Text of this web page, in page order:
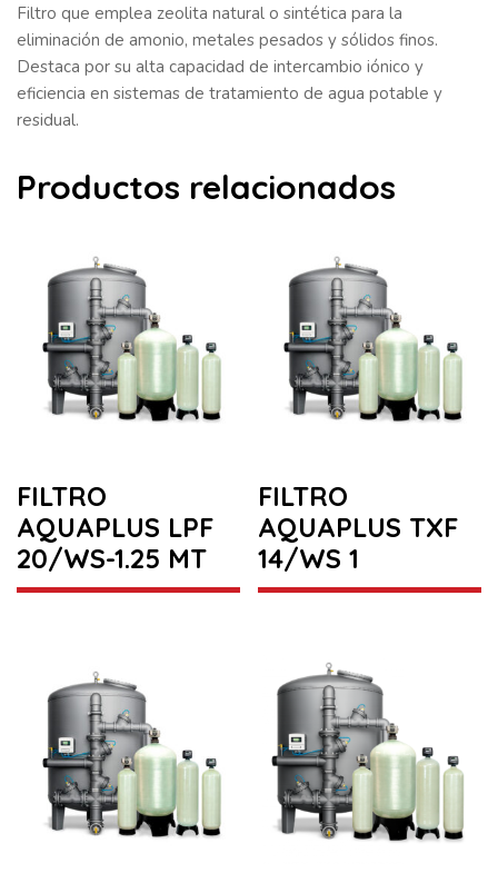
Filtro que emplea zeolita natural o sintética para la
eliminación de amonio, metales pesados y sólidos finos.
Destaca por su alta capacidad de intercambio iónico y
eficiencia en sistemas de tratamiento de agua potable y
residual.
Productos relacionados
FILTRO
AQUAPLUS LPF
20/WS-1.25 MT
FILTRO
AQUAPLUS TXF
14/WS 1